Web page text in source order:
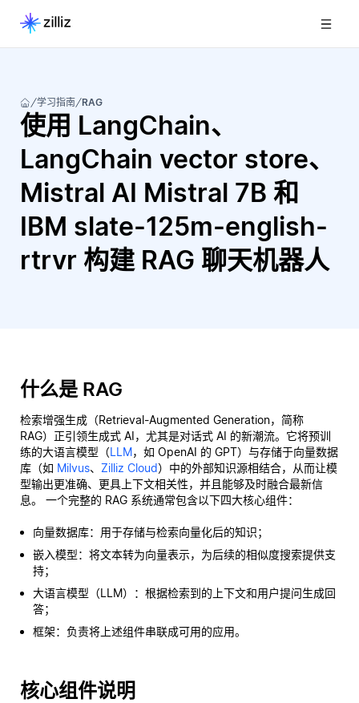
学习指南 RAG
使用 LangChain、
LangChain vector store、
Mistral AI Mistral 7B 和
IBM slate-125m-english-
rtrvr 构建 RAG 聊天机器人
什么是 RAG
检索增强生成（Retrieval-Augmented Generation，简称
RAG）正引领生成式 AI，尤其是对话式 AI 的新潮流。它将预训
练的大语言模型（LLM，如 OpenAI 的 GPT）与存储于向量数据
库（如 Milvus、 Zilliz Cloud）中的外部知识源相结合，从而让模
型输出更准确、更具上下文相关性，并且能够及时融合最新信
息。 一个完整的 RAG 系统通常包含以下四大核心组件：
向量数据库：用于存储与检索向量化后的知识；
嵌入模型：将文本转为向量表示，为后续的相似度搜索提供支
持；
大语言模型（LLM）：根据检索到的上下文和用户提问生成回
答；
框架：负责将上述组件串联成可用的应用。
核心组件说明